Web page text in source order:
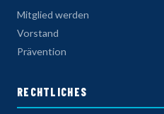
Mitglied werden
Vorstand
Prävention
RECHTLICHES